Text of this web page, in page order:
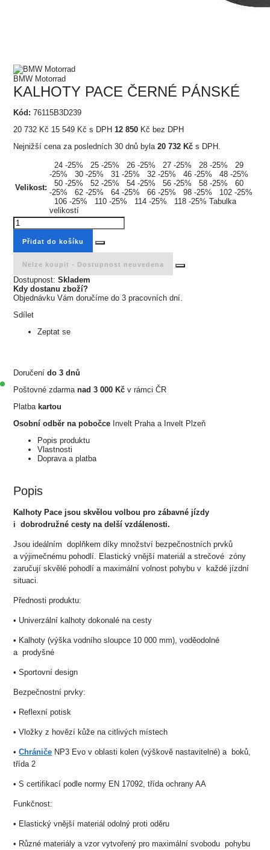
BMW Motorrad
KALHOTY PACE ČERNÉ PÁNSKÉ
Kód: 76115B3D239
20 732 Kč 15 549 Kčs DPH 12 850 Kč bez DPH
Nejnižší cena za posledních 30 dnů byla20 732 Kč s DPH.
Velikost:
24-25% 25-25% 26-25% 27-25% 28-25%
29
-25%
30-25% 31-25% 32-25% 46-25% 48-25%
50-25% 52-25% 54-25% 56-25% 58-25%
60
-25%
62-25% 64-25% 66-25% 98-25% 102-25%
106-25% 110-25% 114-25% 118-25% Tabulka
velikostí
Přidat do košíku
Nelze koupit - Dostupnost neuvedena
Dostupnost:Skladem
Kdy dostanu zboží?
Objednávku Vám doručíme do 3 pracovních dní.
Sdílet
Zeptat se
Doručenído 3 dnů
Poštovné zdarmanad 3 000 Kč v rámci ČR
Platba kartou
Osobní odběr na pobočce Invelt Praha a Invelt Plzeň
Popis produktu
Vlastnosti
Doprava a platba
Popis
Kalhoty Pace jsou skvělou volbou pro zábavné jízdy
i dobrodružné cesty na delší vzdálenosti.
Jsou ideálním doplňkem díky množství bezpečnostních prvků
a výjimečnému pohodlí. Elastický vnější materiál a strečové zóny
zaručují skvělé pohodlí a maximální volnost pohybu v každé jízdní
situaci.
Přednosti produktu:
• Univerzální kalhoty dokonalé na cesty
• Kalhoty (výška vodního sloupce 10 000 mm), voděodolné
a prodyšné
• Sportovní design
Bezpečnostní prvky:
• Reflexní potisk
• Vložky z hovězí kůže na citlivých místech
•Chrániče NP3 Evo v oblasti kolen (výškově nastavitelné) a boků,
třída 2
• S certifikací podle normy EN 17092, třída ochrany AA
Funkčnost:
• Elastický vnější materiál odolný proti oděru
• Různé materiály a vzor vytvořený pro maximální svobodu pohybu